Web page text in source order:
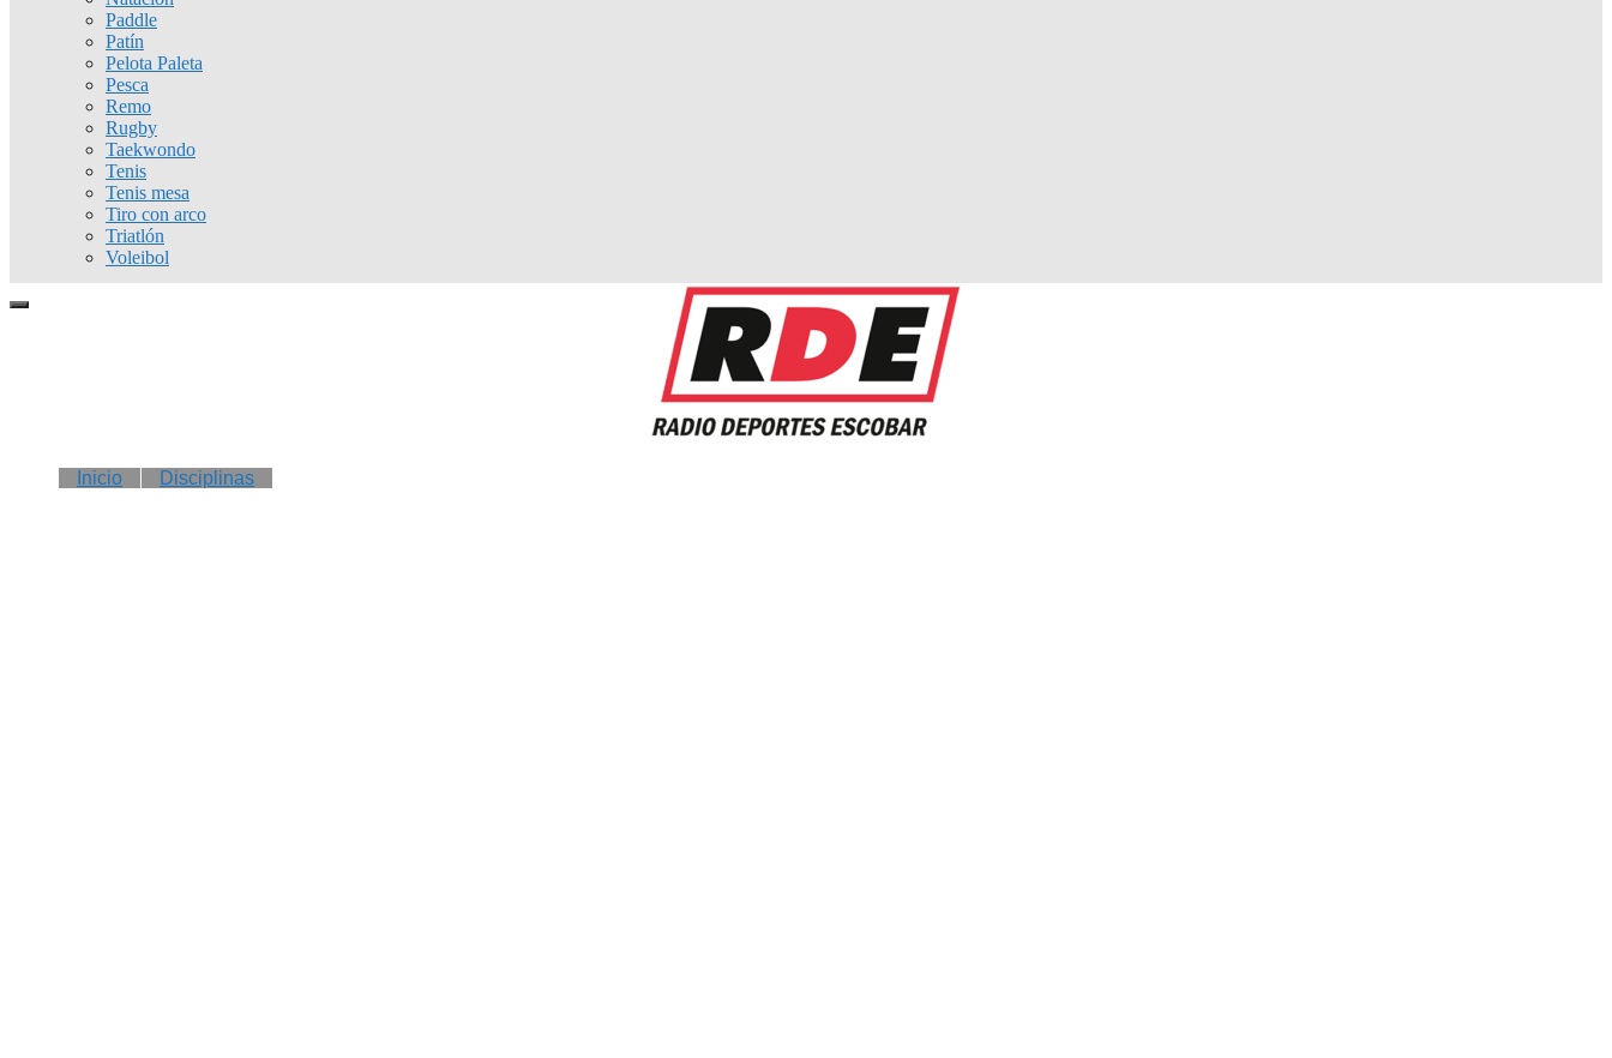
Paddle
Patín
Pelota Paleta
Pesca
Remo
Rugby
Taekwondo
Tenis
Tenis mesa
Tiro con arco
Triatlón
Voleibol
Inicio Disciplinas